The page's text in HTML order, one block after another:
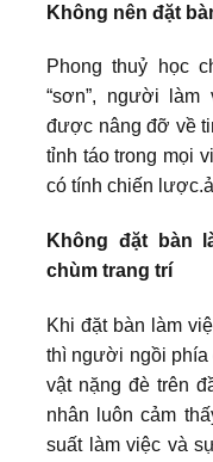
Không nên đặt
Phong thuỷ học
“sơn”, người
được nâng đỡ về
tỉnh táo trong mọi
có tính chiến
Không đặt bàn
chùm trang trí
Khi đặt bàn làm
thì người ngồi phía
vật nặng đè trên
nhân luôn cảm
suất làm việc và